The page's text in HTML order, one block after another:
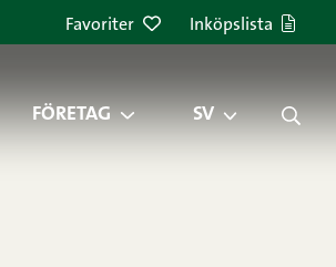
Favoriter Inköpslista
FÖRETAG SV